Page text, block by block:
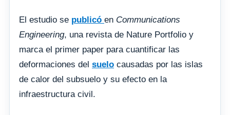
El estudio se publicó en Communications
Engineering, una revista de Nature Portfolio y
marca el primer paper para cuantificar las
deformaciones del suelo causadas por las islas
de calor del subsuelo y su efecto en la
infraestructura civil.